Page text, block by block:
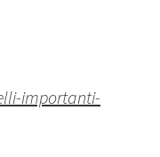
importanti-